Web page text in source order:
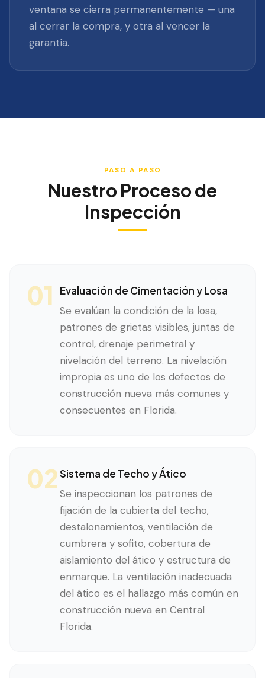
ventana se cierra permanentemente — una
al cerrar la compra, y otra al vencer la
garantía.
PASO A PASO
Nuestro Proceso de
Inspección
01
Evaluación de Cimentación y Losa
Se evalúan la condición de la losa,
patrones de grietas visibles, juntas de
control, drenaje perimetral y
nivelación del terreno. La nivelación
impropia es uno de los defectos de
construcción nueva más comunes y
consecuentes en Florida.
02Sistema de Techo y Ático
Se inspeccionan los patrones de
fijación de la cubierta del techo,
destalonamientos, ventilación de
cumbrera y sofito, cobertura de
aislamiento del ático y estructura de
enmarque. La ventilación inadecuada
del ático es el hallazgo más común en
construcción nueva en Central
Florida.